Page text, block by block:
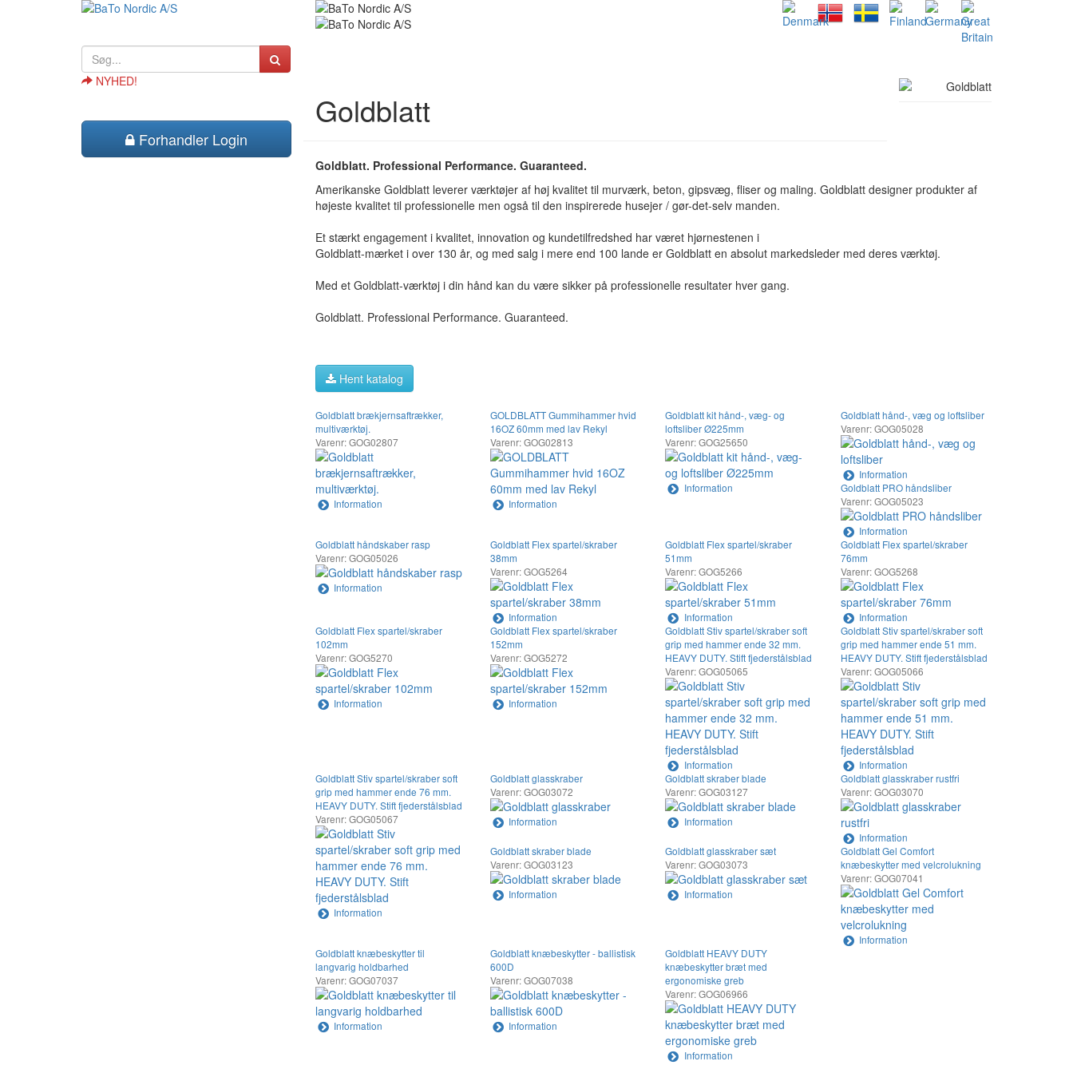
NYHED!
Forhandler Login
Goldblatt
Goldblatt. Professional Performance. Guaranteed.
Amerikanske Goldblatt leverer værktøjer af høj kvalitet til murværk, beton, gipsvæg, fliser og maling. Goldblatt designer produkter af
højeste kvalitet til professionelle men også til den inspirerede husejer / gør-det-selv manden.
Et stærkt engagement i kvalitet, innovation og kundetilfredshed har været hjørnestenen i
Goldblatt-mærket i over 130 år, og med salg i mere end 100 lande er Goldblatt en absolut markedsleder med deres værktøj.
Med et Goldblatt-værktøj i din hånd kan du være sikker på professionelle resultater hver gang.
Goldblatt. Professional Performance. Guaranteed.
Hent katalog
Goldblatt brækjernsaftrækker,
multiværktøj.
Varenr: GOG02807
Information
GOLDBLATT Gummihammer hvid
16OZ 60mm med lav Rekyl
Varenr: GOG02813
Information
Goldblatt kit hånd-, væg- og
loftsliber Ø225mm
Varenr: GOG25650
Information
Goldblatt hånd-, væg og loftsliber
Varenr: GOG05028
Information
Goldblatt PRO håndsliber
Varenr: GOG05023
Information
Goldblatt håndskaber rasp
Varenr: GOG05026
Information
Goldblatt Flex spartel/skraber
38mm
Varenr: GOG5264
Information
Goldblatt Flex spartel/skraber
51mm
Varenr: GOG5266
Information
Goldblatt Flex spartel/skraber
76mm
Varenr: GOG5268
Information
Goldblatt Flex spartel/skraber
102mm
Varenr: GOG5270
Information
Goldblatt Flex spartel/skraber
152mm
Varenr: GOG5272
Information
Goldblatt Stiv spartel/skraber soft
grip med hammer ende 32 mm.
HEAVY DUTY. Stift fjederstålsblad
Varenr: GOG05065
Information
Goldblatt Stiv spartel/skraber soft
grip med hammer ende 51 mm.
HEAVY DUTY. Stift fjederstålsblad
Varenr: GOG05066
Information
Goldblatt Stiv spartel/skraber soft
grip med hammer ende 76 mm.
HEAVY DUTY. Stift fjederstålsblad
Varenr: GOG05067
Information
Goldblatt glasskraber
Varenr: GOG03072
Information
Goldblatt skraber blade
Varenr: GOG03127
Information
Goldblatt glasskraber rustfri
Varenr: GOG03070
Information
Goldblatt skraber blade
Varenr: GOG03123
Information
Goldblatt glasskraber sæt
Varenr: GOG03073
Information
Goldblatt Gel Comfort
knæbeskytter med velcrolukning
Varenr: GOG07041
Information
Goldblatt knæbeskytter til
langvarig holdbarhed
Varenr: GOG07037
Information
Goldblatt knæbeskytter - ballistisk
600D
Varenr: GOG07038
Information
Goldblatt HEAVY DUTY
knæbeskytter bræt med
ergonomiske greb
Varenr: GOG06966
Information